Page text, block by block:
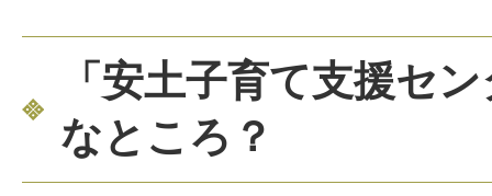
「安土子育て支援セ
なところ？